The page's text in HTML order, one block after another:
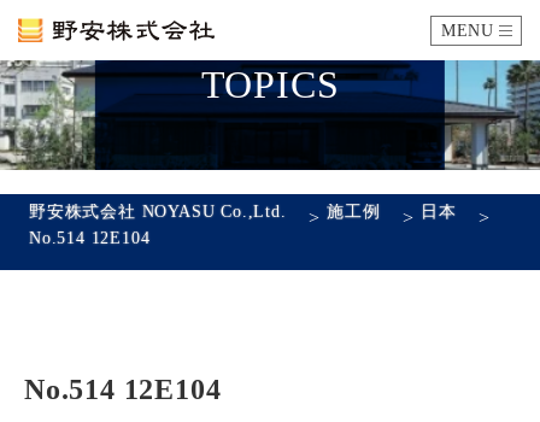
MENU
カタログ
企業情報
TOPICS
野安株式会社 NOYASU Co.,Ltd. >施工例 > 日本 >
No.514 12E104
No.514 12E104